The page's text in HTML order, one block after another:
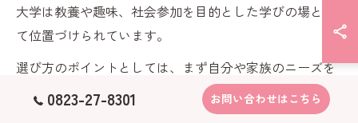
大学は教養や趣味、社会参加を目的とした学びの場とし
て位置づけられています。
選び方のポイントとしては、まず自分や家族のニーズを
明確にすることが大切です。介護が必要な場合は老人ホ
ームの医療体制やスタッフの質を重視し、学びや交流を
0823-27-8301 お問い合わせはこちら